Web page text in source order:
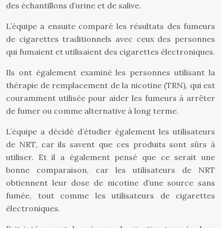
des échantillons d’urine et de salive.
L’équipe a ensuite comparé les résultats des fumeurs
de cigarettes traditionnels avec ceux des personnes
qui fumaient et utilisaient des cigarettes électroniques.
Ils ont également examiné les personnes utilisant la
thérapie de remplacement de la nicotine (TRN), qui est
couramment utilisée pour aider les fumeurs à arrêter
de fumer ou comme alternative à long terme.
L’équipe a décidé d’étudier également les utilisateurs
de NRT, car ils savent que ces produits sont sûrs à
utiliser. Et il a également pensé que ce serait une
bonne comparaison, car les utilisateurs de NRT
obtiennent leur dose de nicotine d’une source sans
fumée, tout comme les utilisateurs de cigarettes
électroniques.